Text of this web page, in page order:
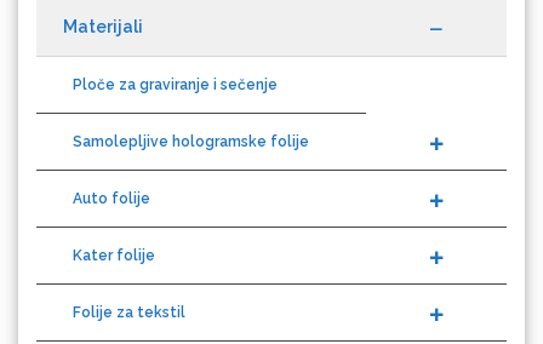
Difprint
Eurodrop
Ploče za graviranje i sečenje
Samolepljive hologramske folije
Auto folije
Kater folije
Folije za tekstil
Solventni materijali